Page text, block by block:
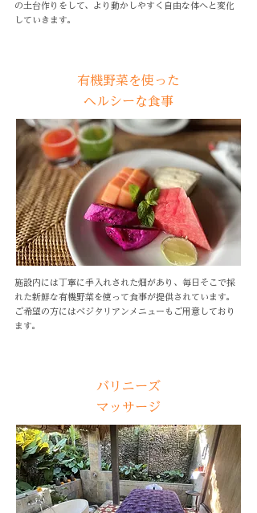
の土台作りをして、より動かしやすく自由な体へと変化
していきます。
有機野菜を使った
ヘルシーな食事
施設内には丁寧に手入れされた畑があり、毎日そこで採
れた新鮮な有機野菜を使って食事が提供されています。
ご希望の方にはベジタリアンメニューもご用意しており
ます。
バリニーズ
マッサージ